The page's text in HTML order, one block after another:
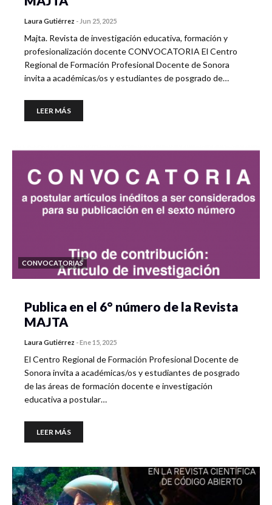
Laura Gutiérrez - Jun 25, 2025
Majta. Revista de investigación educativa, formación y
profesionalización docente CONVOCATORIA El Centro
Regional de Formación Profesional Docente de Sonora
invita a académicas/os y estudiantes de posgrado de…
LEER MÁS
CONVOCATORIAS
Publica en el 6° número de la Revista
MAJTA
Laura Gutiérrez -Ene 15, 2025
El Centro Regional de Formación Profesional Docente de
Sonora invita a académicas/os y estudiantes de posgrado
de las áreas de formación docente e investigación
educativa a postular…
LEER MÁS